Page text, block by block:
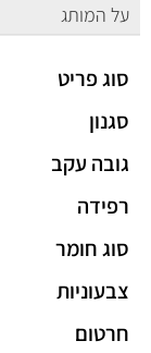
על המותג
סוג פריט
סגנון
גובה עקב
רפידה
סוג חומר
צבעוניות
חרטום